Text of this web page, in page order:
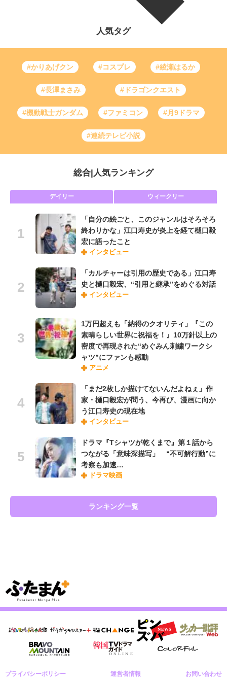
人気タグ
#かりあげクン #コスプレ #綾瀬はるか
#長澤まさみ #ドラゴンクエスト
#機動戦士ガンダム #ファミコン #月9ドラマ
#連続テレビ小説
総合 人気ランキング
デイリー ウィークリー
「自分の絵ごと、このジャンルはそろそろ
終わりかな」江口寿史が炎上を経て樋口毅
宏に語ったこと
インタビュー
「カルチャーは引用の歴史である」江口寿
史と樋口毅宏、“引用と継承”をめぐる対話
インタビュー
1万円超えも「納得のクオリティ」『この
素晴らしい世界に祝福を！』10万針以上の
密度で再現された“めぐみん刺繍ワークシ
ャツ”にファンも感動
アニメ
「まだ2枚しか描けてないんだよねぇ」作
家・樋口毅宏が問う、今再び、漫画に向か
う江口寿史の現在地
インタビュー
ドラマ『Tシャツが乾くまで』第１話から
つながる「意味深描写」 “不可解行動”に
考察も加速…
ドラマ映画
ランキング一覧
プライバシーポリシー 運営者情報 お問い合わせ